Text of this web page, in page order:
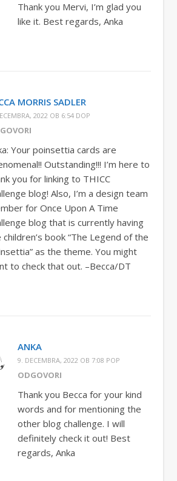
Thank you Mervi, I’m glad you
like it. Best regards, Anka
MORRIS SADLER
2022 OB 6:54 DOP
Your poinsettia cards are
Outstanding!!! I’m here to
you for linking to THICC
blog! Also, I’m a design team
for Once Upon A Time
blog that is currently having
children’s book “The Legend of the
as the theme. You might
to check that out. –Becca/DT
ANKA
9. DECEMBRA, 2022 OB 7:08 POP
ODGOVORI
Thank you Becca for your kind
words and for mentioning the
other blog challenge. I will
definitely check it out! Best
regards, Anka